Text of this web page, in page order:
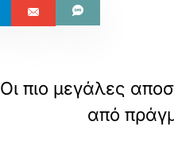
Οι πιο μεγάλες
από